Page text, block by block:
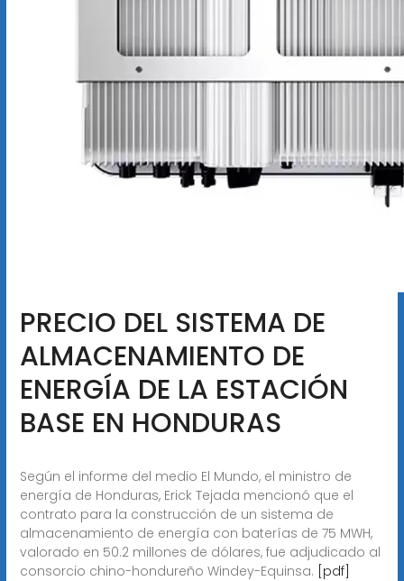
PRECIO DEL SISTEMA DE
ALMACENAMIENTO DE
ENERGÍA DE LA ESTACIÓN
BASE EN HONDURAS
Según el informe del medio El Mundo, el ministro de
energía de Honduras, Erick Tejada mencionó que el
contrato para la construcción de un sistema de
almacenamiento de energía con baterías de 75 MWH,
valorado en 50.2 millones de dólares, fue adjudicado al
consorcio chino-hondureño Windey-Equinsa. [pdf]